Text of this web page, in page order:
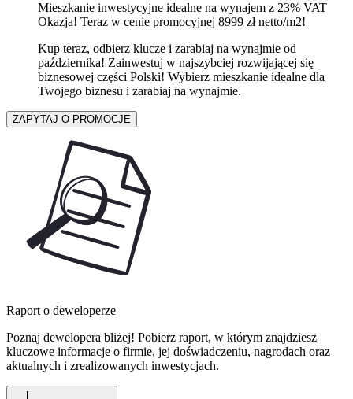
Mieszkanie inwestycyjne idealne na wynajem z 23% VAT
Okazja! Teraz w cenie promocyjnej 8999 zł netto/m2!
Kup teraz, odbierz klucze i zarabiaj na wynajmie od
października! Zainwestuj w najszybciej rozwijającej się
biznesowej części Polski! Wybierz mieszkanie idealne dla
Twojego biznesu i zarabiaj na wynajmie.
ZAPYTAJ O PROMOCJE
Raport o deweloperze
Poznaj dewelopera bliżej! Pobierz raport, w którym znajdziesz
kluczowe informacje o firmie, jej doświadczeniu, nagrodach oraz
aktualnych i zrealizowanych inwestycjach.